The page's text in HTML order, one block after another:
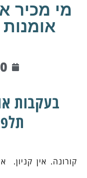
מי מכיר
בעקבות
קורונה. אין קניון.